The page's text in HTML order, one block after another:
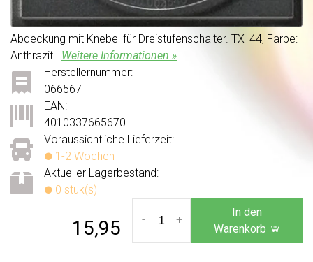
Abdeckung mit Knebel für Dreistufenschalter. TX_44, Farbe:
Anthrazit . Weitere Informationen »
Voraussichtliche Lieferzeit:
1-2 Wochen
Aktueller Lagerbestand:
0 stuk(s)
Herstellernummer:
066567
EAN:
4010337665670
15,95 +
-
In den
Warenkorb